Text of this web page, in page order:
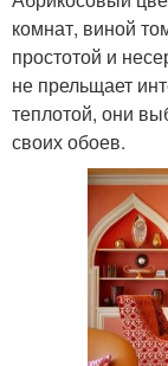
комнат, виной
простотой и
не прельщает
теплотой, они
своих обоев.